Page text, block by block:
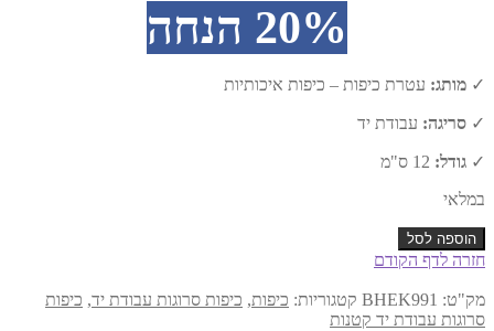
20% הנחה
✓ מותג: עטרת כיפות – כיפות איכותיות
✓ סריגה: עבודת יד
✓ גודל:
במלאי
כמות
של
עבודת
יד
הוספה לסל
חזרה לדף הקודם
מק"ט: BHEK991 קטגוריות: כיפות, כיפות סרוגות עבודת יד, כיפות
סרוגות עבודת יד קטנות